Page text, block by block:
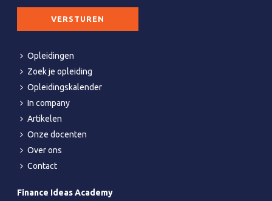
Opleidingen
Zoek je opleiding
Opleidingskalender
In company
Artikelen
Onze docenten
Over ons
Contact
Finance Ideas Academy